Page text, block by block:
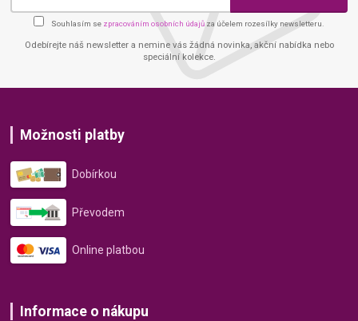
Souhlasím se zpracováním osobních údajů za účelem rozesílky newsletteru.
Odebírejte náš newsletter a nemine vás žádná novinka, akční nabídka nebo
speciální kolekce.
Možnosti platby
Dobírkou
Převodem
Online platbou
Informace o nákupu